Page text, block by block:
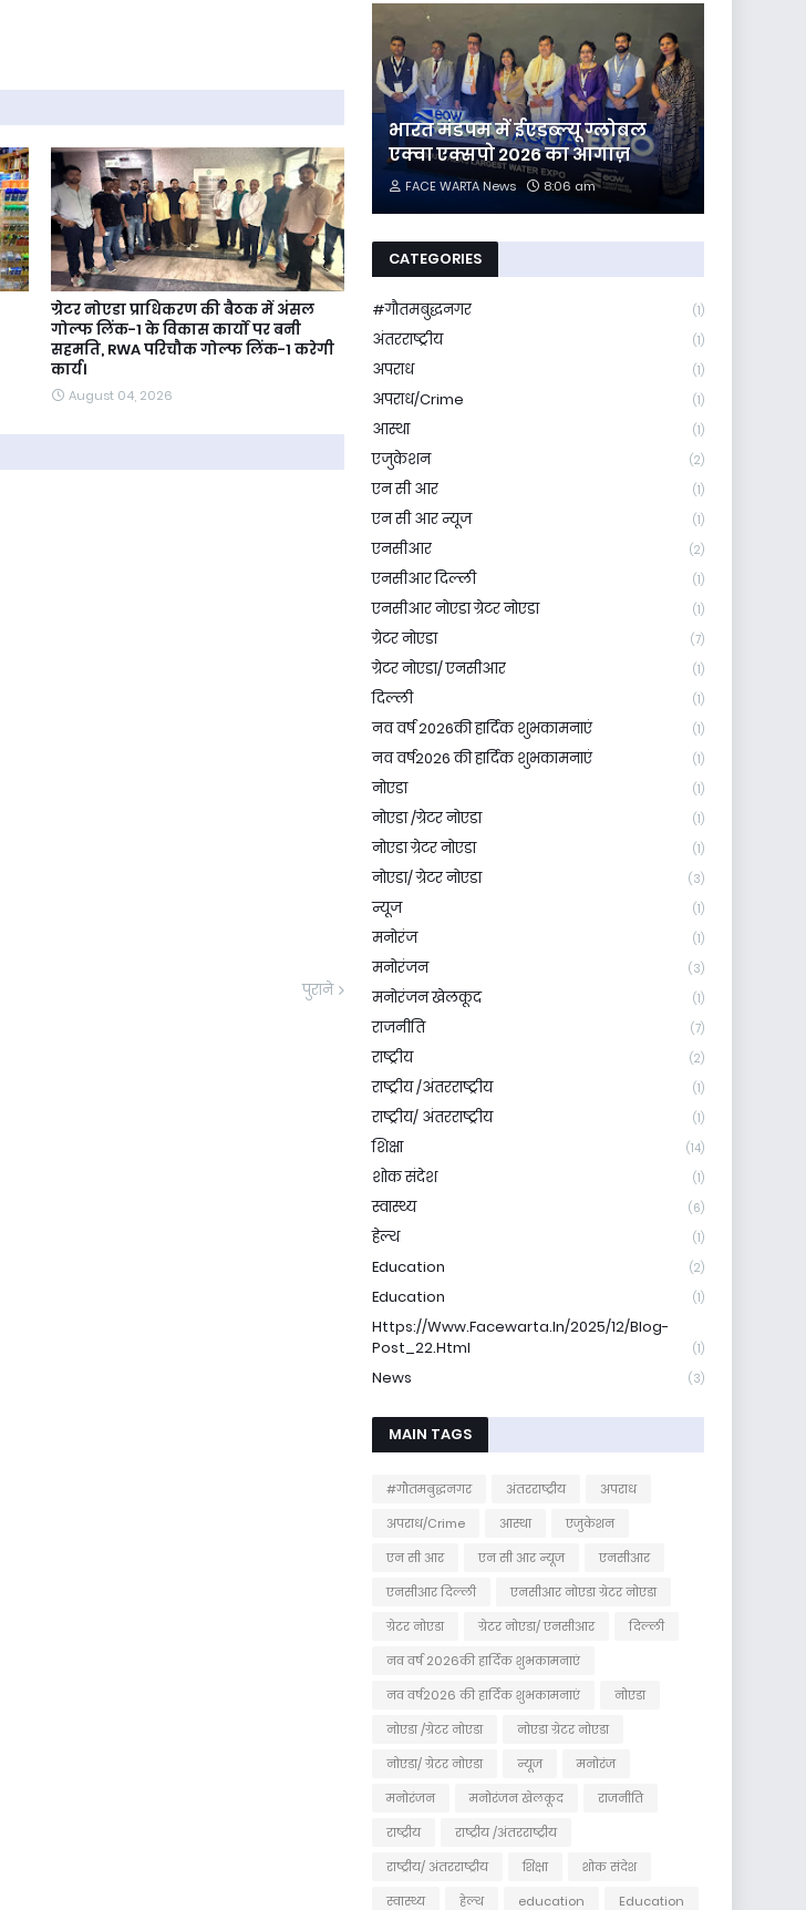
ग्रेटर नोएडा प्राधिकरण की बैठक में अंसल
गोल्फ लिंक-1 के विकास कार्यों पर बनी
सहमति, RWA परिचौक गोल्फ लिंक-1 करेगी
कार्य।
August 04, 2026
पुराने
भारत मंडपम में ईएडब्ल्यू ग्लोबल
एक्वा एक्सपो 2026 का आगाज़
FACE WARTA News 8:06 am
CATEGORIES
#गौतमबुद्धनगर (1)
अंतरराष्ट्रीय (1)
अपराध (1)
अपराध/Crime (1)
आस्था (1)
एजुकेशन (2)
एन सी आर (1)
एन सी आर न्यूज (1)
एनसीआर (2)
एनसीआर दिल्ली (1)
एनसीआर नोएडा ग्रेटर नोएडा (1)
ग्रेटर नोएडा (7)
ग्रेटर नोएडा/ एनसीआर (1)
दिल्ली (1)
नव वर्ष 2026की हार्दिक शुभकामनाएं (1)
नव वर्ष2026 की हार्दिक शुभकामनाएं (1)
नोएडा (1)
नोएडा /ग्रेटर नोएडा (1)
नोएडा ग्रेटर नोएडा (1)
नोएडा/ ग्रेटर नोएडा (3)
न्यूज (1)
मनोरंज (1)
मनोरंजन (3)
मनोरंजन खेलकूद (1)
राजनीति (7)
राष्ट्रीय (2)
राष्ट्रीय /अंतरराष्ट्रीय (1)
राष्ट्रीय/ अंतरराष्ट्रीय (1)
शिक्षा (14)
शोक संदेश (1)
स्वास्थ्य (6)
हेल्थ (1)
Education (2)
Education (1)
Https://www.facewarta.in/2025/12/blog-
Post_22.html
(1)
News (3)
MAIN TAGS
#गौतमबुद्धनगर अंतरराष्ट्रीय
अपराध
अपराध/Crime
आस्था
एजुकेशन
एन सी आर
एन सी आर न्यूज
एनसीआर
एनसीआर दिल्ली
एनसीआर नोएडा ग्रेटर नोएडा
ग्रेटर नोएडा
ग्रेटर नोएडा/ एनसीआर
दिल्ली
नव वर्ष 2026की हार्दिक शुभकामनाएं
नव वर्ष2026 की हार्दिक शुभकामनाएं
नोएडा
नोएडा /ग्रेटर नोएडा
नोएडा ग्रेटर नोएडा
नोएडा/ ग्रेटर नोएडा
न्यूज
मनोरंज
मनोरंजन
मनोरंजन खेलकूद
राजनीति
राष्ट्रीय
राष्ट्रीय /अंतरराष्ट्रीय
राष्ट्रीय/ अंतरराष्ट्रीय
शिक्षा
शोक संदेश
स्वास्थ्य
हेल्थ education Education